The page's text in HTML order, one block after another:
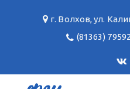
г. Волхов,ул.
(81363) 79592